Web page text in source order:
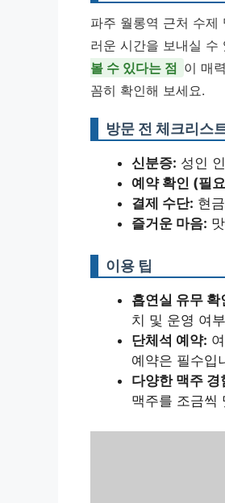
파주 월롱역 근처 수제
러운 시간을 보내실 수
볼 수 있다는 점 이 매
꼼히 확인해 보세요.
방문 전 체크리스
신분증: 성인
예약 확인 (필
결제 수단: 현
즐거운 마음:
이용 팁
흡연실 유무 확
치 및 운영 여
단체석 예약:
예약은 필수입
다양한 맥주 경
맥주를 조금씩